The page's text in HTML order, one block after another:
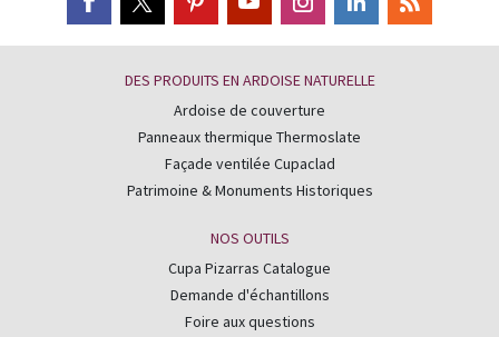
DES PRODUITS EN ARDOISE NATURELLE
Ardoise de couverture
Panneaux thermique Thermoslate
Façade ventilée Cupaclad
Patrimoine & Monuments Historiques
NOS OUTILS
Cupa Pizarras Catalogue
Demande d'échantillons
Foire aux questions